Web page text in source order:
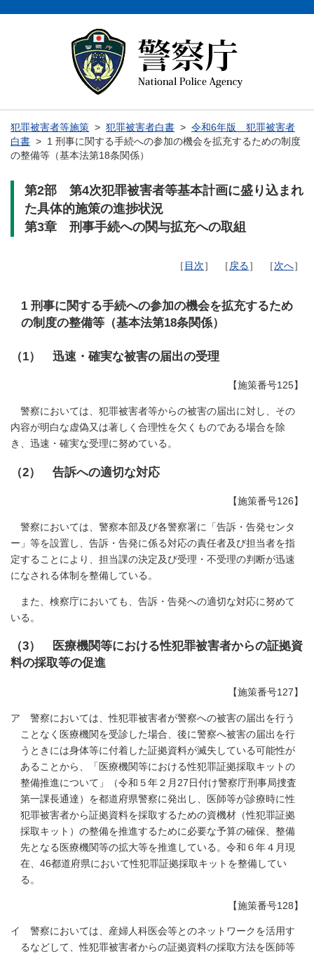
犯罪被害者等施策 > 犯罪被害者白書 > 令和6年版 犯罪被害者
白書 > 1 刑事に関する手続への参加の機会を拡充するための制度
の整備等（基本法第18条関係）
第2部 第4次犯罪被害者等基本計画に盛り込まれ
た具体的施策の進捗状況
第3章 刑事手続への関与拡充への取組
［ 目次 ］ ［ 戻る ］ ［ 次へ］
1 刑事に関する手続への参加の機会を拡充するため
の制度の整備等（基本法第18条関係）
（1） 迅速・確実な被害の届出の受理
【施策番号125】
警察においては、犯罪被害者等からの被害の届出に対し、その
内容が明白な虚偽又は著しく合理性を欠くものである場合を除
き、迅速・確実な受理に努めている。
（2） 告訴への適切な対応
【施策番号126】
警察においては、警察本部及び各警察署に「告訴・告発センタ
ー」等を設置し、告訴・告発に係る対応の責任者及び担当者を指
定することにより、担当課の決定及び受理・不受理の判断が迅速
になされる体制を整備している。
また、検察庁においても、告訴・告発への適切な対応に努めて
いる。
（3） 医療機関等における性犯罪被害者からの証拠資
料の採取等の促進
【施策番号127】
ア 警察においては、性犯罪被害者が警察への被害の届出を行う
ことなく医療機関を受診した場合、後に警察へ被害の届出を行
うときには身体等に付着した証拠資料が滅失している可能性が
あることから、「医療機関等における性犯罪証拠採取キットの
整備推進について」（令和５年２月27日付け警察庁刑事局捜査
第一課長通達）を都道府県警察に発出し、医師等が診療時に性
犯罪被害者から証拠資料を採取するための資機材（性犯罪証拠
採取キット）の整備を推進するために必要な予算の確保、整備
先となる医療機関等の拡大等を推進している。令和６年４月現
在、46都道府県において性犯罪証拠採取キットを整備してい
る。
【施策番号128】
イ 警察においては、産婦人科医会等とのネットワークを活用す
るなどして、性犯罪被害者からの証拠資料の採取方法を医師等